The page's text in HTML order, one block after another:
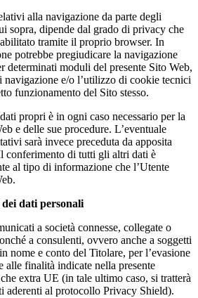
alla navigazione da parte degli
sopra, dipende dal grado di privacy che
tramite il proprio browser. In
potrebbe pregiudicare la navigazione
determinati moduli del presente Sito Web,
e/o l’utilizzo di cookie tecnici
funzionamento del Sito stesso.
propri è in ogni caso necessario per la
e delle sue procedure. L’eventuale
sarà invece preceduta da apposita
conferimento di tutti gli altri dati è
al tipo di informazione che l’Utente
dati personali
a società connesse, collegate o
a consulenti, ovvero anche a soggetti
nome e conto del Titolare, per l’evasione
alle finalità indicate nella presente
extra UE (in tale ultimo caso, si tratterà
aderenti al protocollo Privacy Shield).